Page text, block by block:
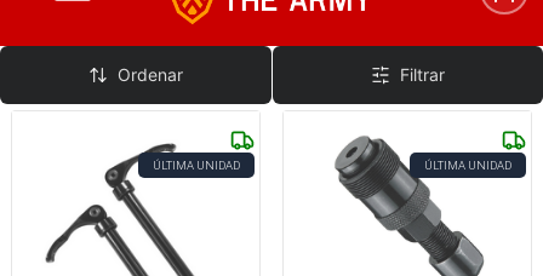
Accesorios
Ordenar Filtrar
ÚLTIMA UNIDAD ÚLTIMA UNIDAD